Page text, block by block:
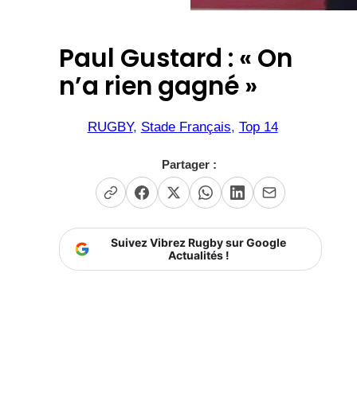
Paul Gustard : « On
n’a rien gagné »
RUGBY, Stade Français, Top 14
Partager :
Suivez Vibrez Rugby sur Google
Actualités !